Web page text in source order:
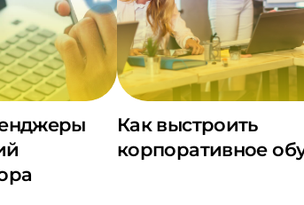
Как выстроить
корпоративное